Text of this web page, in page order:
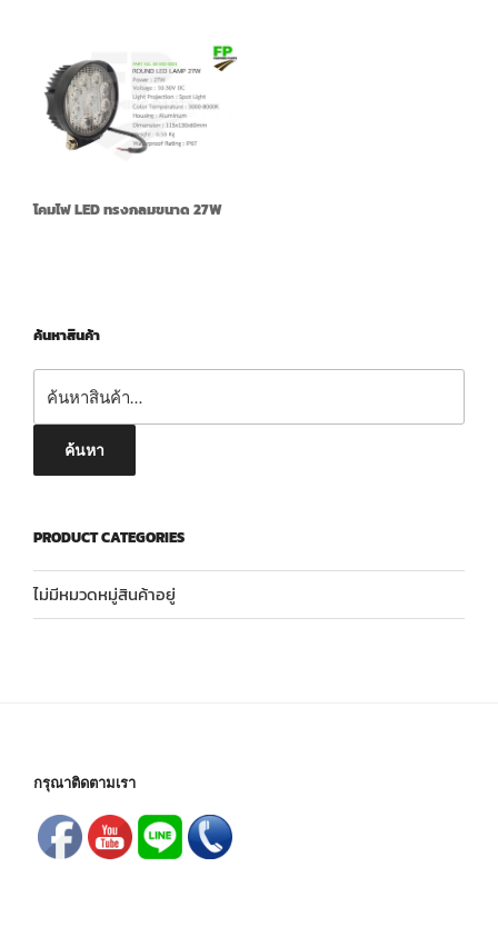
โคมไฟ LED ทรงกลมขนาด 27W
ค้นหาสินค้า
ค้นหา
PRODUCT CATEGORIES
ไม่มีหมวดหมู่สินค้าอยู่
กรุณาติดตามเรา